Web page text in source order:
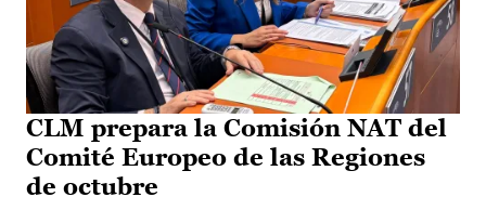
CLM prepara la Comisión NAT del
Comité Europeo de las Regiones
de octubre